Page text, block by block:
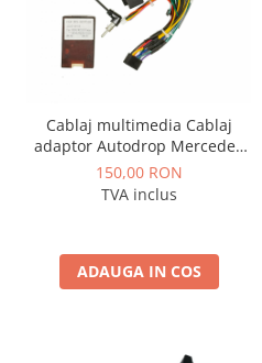
Cablaj multimedia Cablaj
adaptor Autodrop Mercedes
Benz Sprinter, Viano, Vito, A/B
Class, Crafter
150,00 RON
TVA inclus
ADAUGA IN COS